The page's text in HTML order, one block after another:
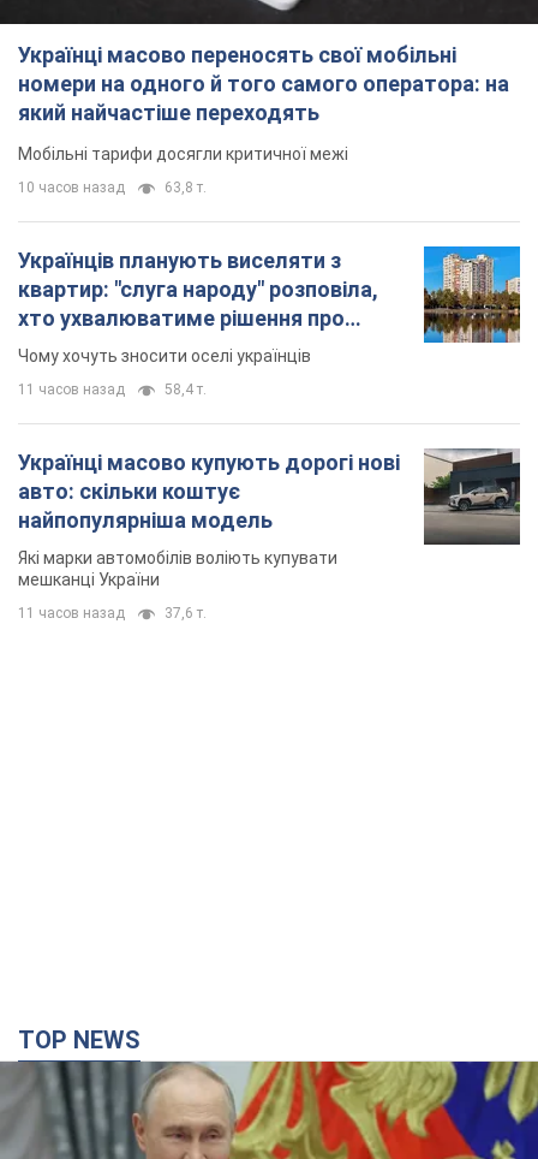
Українці масово переносять свої мобільні
номери на одного й того самого оператора: на
який найчастіше переходять
Мобільні тарифи досягли критичної межі
10 часов назад 63,8 т.
Українців планують виселяти з
квартир: "слуга народу" розповіла,
хто ухвалюватиме рішення про
знесення будинків
Чому хочуть зносити оселі українців
11 часов назад 58,4 т.
Українці масово купують дорогі нові
авто: скільки коштує
найпопулярніша модель
Які марки автомобілів воліють купувати
мешканці України
11 часов назад 37,6 т.
TOP NEWS